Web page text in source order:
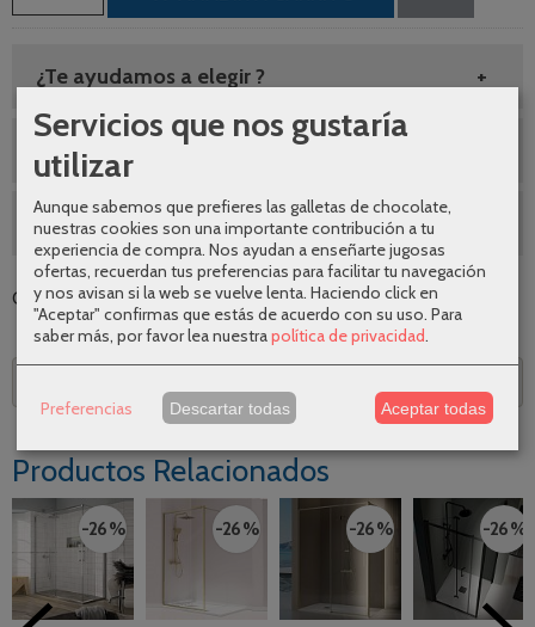
¿Te ayudamos a elegir ?
Envíos gratuitos
SEGUNDAS REBAJAS AGOSTO
Categoría:Angulares de ducha|Tags:|Comentarios
Productos Relacionados
-26 % -26 % -26 % -26 %
Servicios que nos gustaría
utilizar
Aunque sabemos que prefieres las galletas de chocolate,
nuestras cookies son una importante contribución a tu
experiencia de compra. Nos ayudan a enseñarte jugosas
ofertas, recuerdan tus preferencias para facilitar tu navegación
y nos avisan si la web se vuelve lenta. Haciendo click en
"Aceptar" confirmas que estás de acuerdo con su uso. Para
saber más, por favor lea nuestrapolítica de privacidad.
Preferencias Descartar todas Aceptar todas